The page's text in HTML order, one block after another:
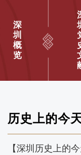
深
圳
概
览
历史上的今
【深圳历史上的